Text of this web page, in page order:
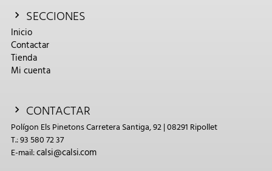
SECCIONES
Inicio
Contactar
Tienda
Mi cuenta
CONTACTAR
Polígon Els Pinetons Carretera Santiga, 92 | 08291 Ripollet
T.: 93 580 72 37
E-mail:calsi@calsi.com